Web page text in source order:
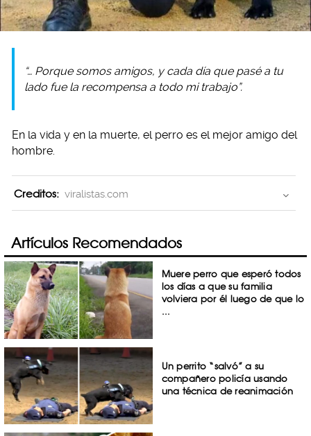
“… Porque somos amigos, y cada día que pasé a tu
lado fue la recompensa a todo mi trabajo”.
En la vida y en la muerte, el perro es el mejor amigo del
hombre.
Creditos: viralistas.com
Artículos Recomendados
Muere perro que esperó todos
los días a que su familia
volviera por él luego de que lo
...
Un perrito “salvó” a su
compañero policía usando
una técnica de reanimación